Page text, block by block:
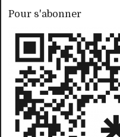
Pour s'abonner